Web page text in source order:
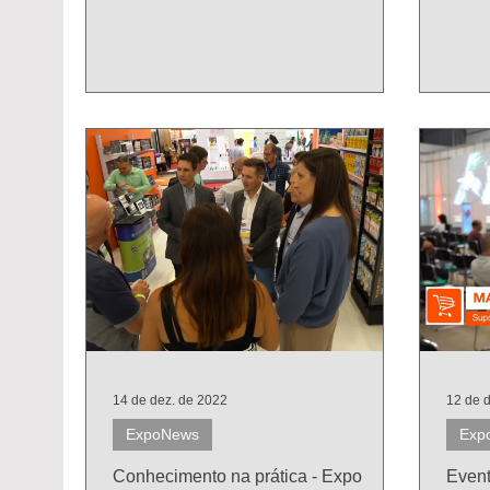
Conhecimento na prática - Expo
ExpoNews
14 de dez. de 2022 12 de